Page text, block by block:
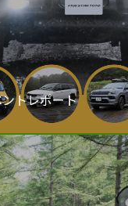
トレポート